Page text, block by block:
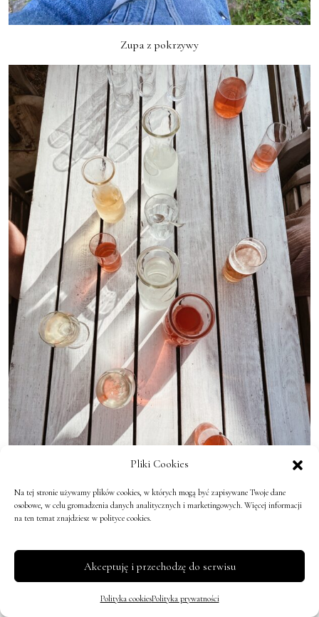
Pliki Cookies
Na tej stronie używamy plików cookies, w których mogą być zapisywane Twoje dane
osobowe, w celu gromadzenia danych analitycznych i marketingowych. Więcej informacji
na ten temat znajdziesz w polityce cookies.
Akceptuję i przechodzę do serwisu
Polityka cookiesPolityka prywatności
Zupa z pokrzywy
Pierwsze upalne dni w tym roku